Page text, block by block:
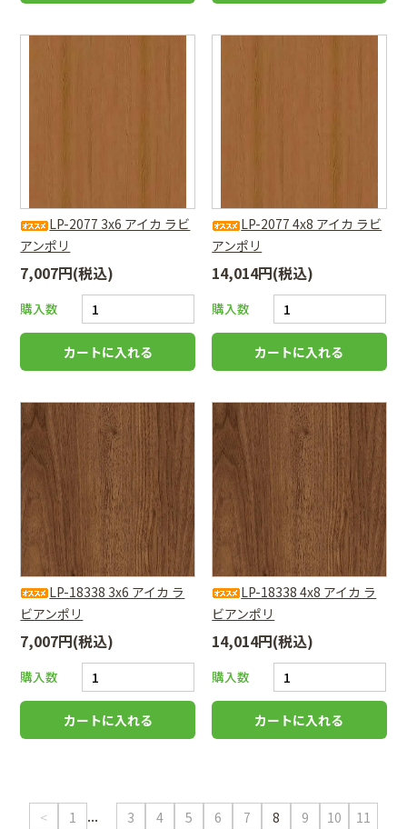
LP-2077 3x6 アイカ ラビ
アンポリ
7,007円(税込)
購入数
LP-2077 4x8 アイカ ラビ
アンポリ
14,014円(税込)
購入数
LP-18338 3x6 アイカ ラ
ビアンポリ
7,007円(税込)
購入数
LP-18338 4x8 アイカ ラ
ビアンポリ
14,014円(税込)
購入数
< 1 ... 3 4 5 6 7 8 9 10
11